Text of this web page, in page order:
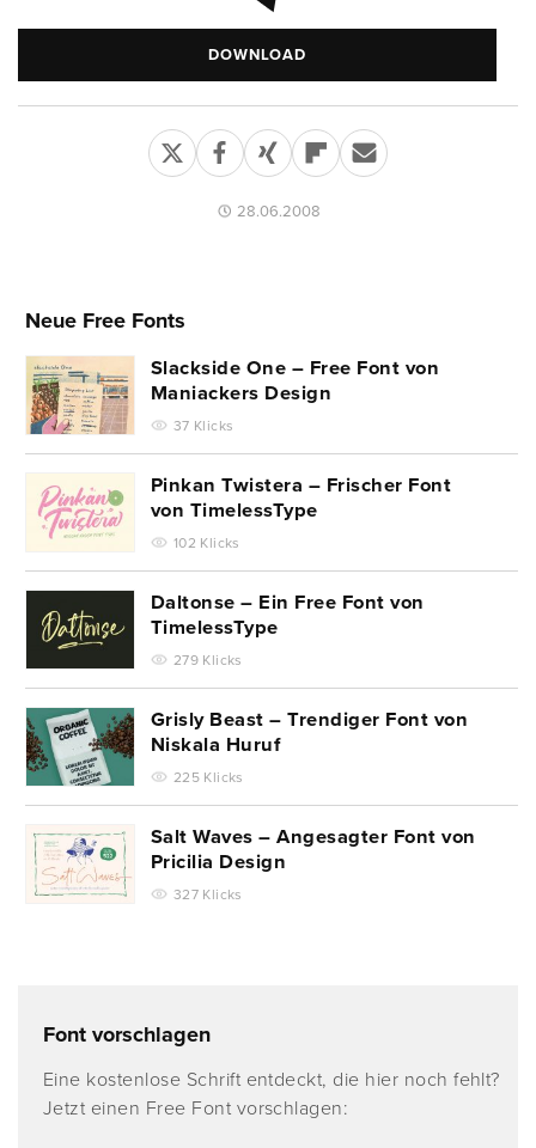
DOWNLOAD
28.06.2008
Neue Free Fonts
Slackside One – Free Font von
Maniackers Design
37 Klicks
Pinkan Twistera – Frischer Font
von TimelessType
102 Klicks
Daltonse – Ein Free Font von
TimelessType
279 Klicks
Grisly Beast – Trendiger Font von
Niskala Huruf
225 Klicks
Salt Waves – Angesagter Font von
Pricilia Design
327 Klicks
Font vorschlagen
Eine kostenlose Schrift entdeckt, die hier noch fehlt?
Jetzt einen Free Font vorschlagen: